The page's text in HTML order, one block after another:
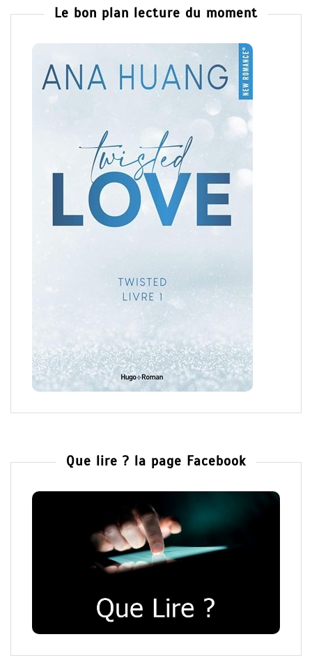
Le bon plan lecture du moment
Que lire ? la page Facebook